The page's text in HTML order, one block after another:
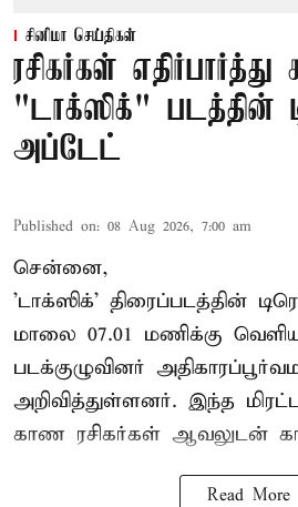
சினிமா செய்திகள்
ரசிகர்கள் எதிர்பார்த்து
"டாக்ஸிக்" படத்தின்
அப்டேட்
Published on: 08 Aug 2026, 7:00 am
சென்னை,
'டாக்ஸிக்' திரைப்படத்தின்
மாலை 07.01 மணிக்கு
படக்குழுவினர்
அறிவித்துள்ளனர். இந்த
காண ரசிகர்கள் ஆவலுடன்
Read More